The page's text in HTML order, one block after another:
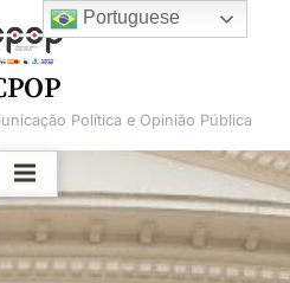
Política e Opinião Pública
Portuguese